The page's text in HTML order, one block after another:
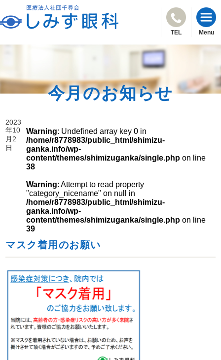
TEL Menu
今月のお知らせ
2023
年10
月2
日
Warning: Undefined array key 0 in
/home/r8778983/public_html/shimizu-
ganka.info/wp-
content/themes/shimizuganka/single.php on line
38
Warning: Attempt to read property
"category_nicename" on null in
/home/r8778983/public_html/shimizu-
ganka.info/wp-
content/themes/shimizuganka/single.php on line
39
マスク着用のお願い